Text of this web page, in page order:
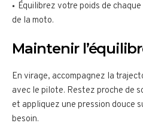
Équilibrez votre poids de
de la moto.
Maintenir
En virage, accompagnez la
avec le pilote. Restez proche de
et appliquez une pression douce
besoin.